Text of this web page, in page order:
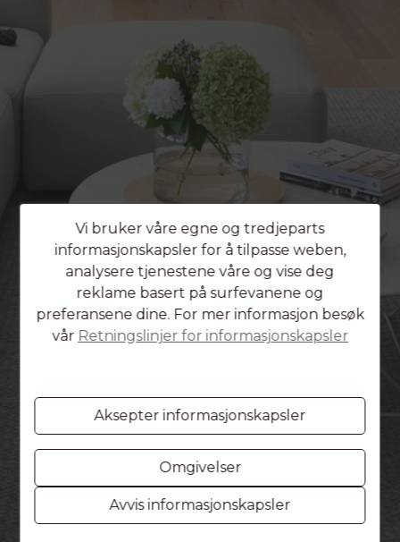
Vi bruker våre egne og tredjeparts
informasjonskapsler for å tilpasse weben,
analysere tjenestene våre og vise deg
reklame basert på surfevanene og
preferansene dine. For mer informasjon besøk
vår Retningslinjer for informasjonskapsler
Aksepter informasjonskapsler
Omgivelser
Avvis informasjonskapsler